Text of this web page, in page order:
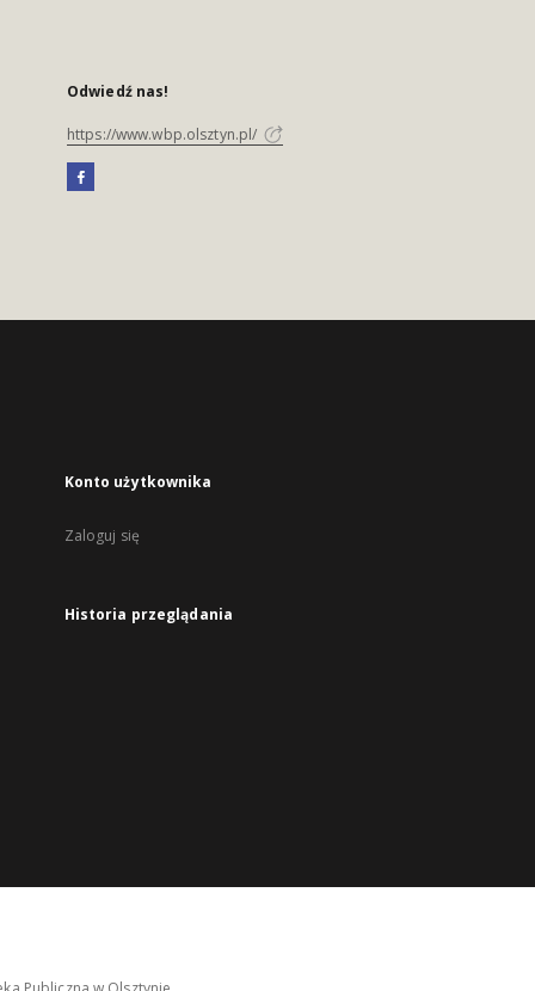
Odwiedź nas!
https://www.wbp.olsztyn.pl/
Konto użytkownika
Zaloguj się
Historia przeglądania